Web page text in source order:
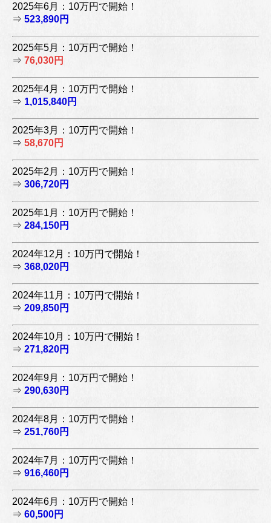
2025年6月：10万円で開始！
⇒ 523,890円
2025年5月：10万円で開始！
⇒ 76,030円
2025年4月：10万円で開始！
⇒ 1,015,840円
2025年3月：10万円で開始！
⇒ 58,670円
2025年2月：10万円で開始！
⇒ 306,720円
2025年1月：10万円で開始！
⇒ 284,150円
2024年12月：10万円で開始！
⇒ 368,020円
2024年11月：10万円で開始！
⇒ 209,850円
2024年10月：10万円で開始！
⇒ 271,820円
2024年9月：10万円で開始！
⇒ 290,630円
2024年8月：10万円で開始！
⇒ 251,760円
2024年7月：10万円で開始！
⇒ 916,460円
2024年6月：10万円で開始！
⇒ 60,500円